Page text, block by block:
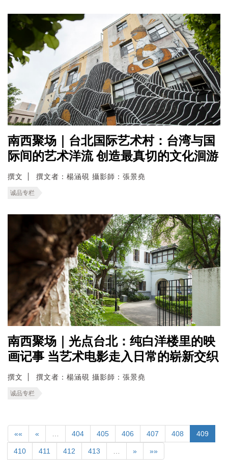
南西聚场｜台北国际艺术村：台湾与国
际间的艺术洋流 创造最真切的文化洄游
撰文 撰文者：楊涵硯 攝影師：張景堯
诚品专栏
南西聚场｜光点台北：纯白洋楼里的映
画记事 当艺术电影走入日常的崭新交织
撰文 撰文者：楊涵硯 攝影師：張景堯
诚品专栏
«« « 404 405 406 407 408 409
410 411 412 413 » »»